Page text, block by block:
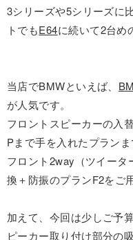
3シリーズや5シリーズに
トでもE64に続いて2台め
当店でBMWといえば、
が人気です。
フロントスピーカーの入
Pまで手を入れたプラン
フロント2way（ツイー
換＋防振のプランF2をご
加えて、今回は少しご予
ピーカー取り付け部分の